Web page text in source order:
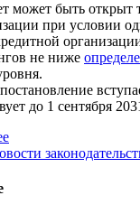
может быть открыт
при условии
не ниже
до 1 сентября